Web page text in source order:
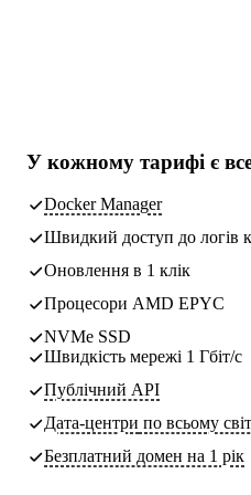
У кожному тарифі є
Docker Manager
Швидкий доступ до логів
Оновлення в 1 клік
Процесори AMD EPYC
NVMe SSD
Швидкість мережі 1 Гбіт/с
Публічний API
Дата-центри по всьому
Безплатний домен на 1 рік